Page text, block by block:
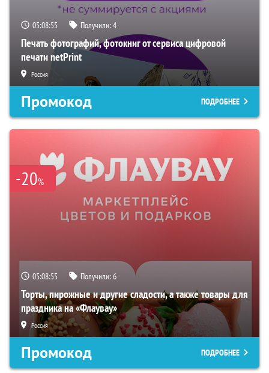
05:08:55 Получили:4
Печать фотографий, фотокниг от сервиса цифровой
печати netPrint
Россия
Промокод ПОДРОБНЕЕ
-20%
05:08:55 Получили:6
Торты, пирожные и другие сладости, а также товары для
праздника на «Флаувау»
Россия
Промокод ПОДРОБНЕЕ